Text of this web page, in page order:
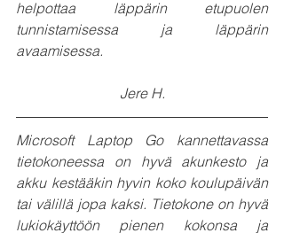
helpottaa läppärin etupuolen
tunnistamisessa ja läppärin
avaamisessa.
Jere H.
Microsoft Laptop Go kannettavassa
tietokoneessa on hyvä akunkesto ja
akku kestääkin hyvin koko koulupäivän
tai välillä jopa kaksi. Tietokone on hyvä
lukiokäyttöön pienen kokonsa ja